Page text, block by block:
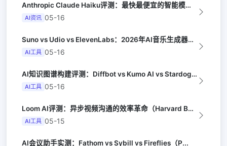
Anthropic Claude Haiku评测：最快最便宜的智能模型（Late...
AI资讯 05-16
Suno vs Udio vs ElevenLabs：2026年AI音乐生成器三...
AI工具 05-16
AI知识图谱构建评测：Diffbot vs Kumo AI vs Stardog...
AI工具 05-16
Loom AI评测：异步视频沟通的效率革命（Harvard Business R...
AI工具 05-15
AI会议助手实测：Fathom vs Sybill vs Fireflies（P...